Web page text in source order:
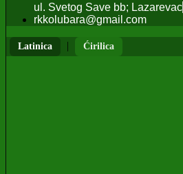
ul. Svetog Save bb; Lazarevac
rkkolubara@gmail.com
Latinica | Ćirilica